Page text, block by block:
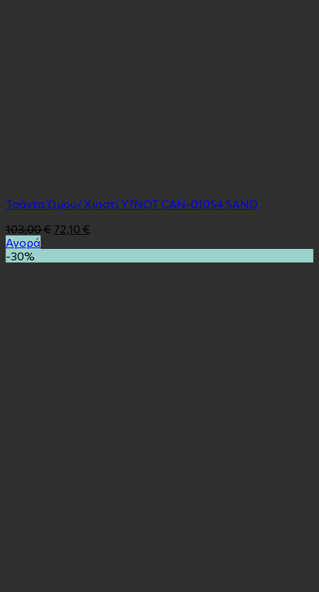
Τσάντα Ώμου/ Χιαστί Y?NOT CAN-010S4 SAND
103,00€ 72,10 €
Αγορά
-30%